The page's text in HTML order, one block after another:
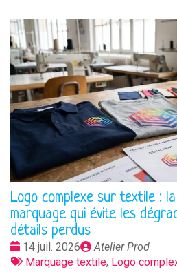
Logo complexe sur textile :
marquage qui évite les
détails perdus
Date
:
14 juil. 2026
Publié
par
Atelier Prod
Tags
Marquage textile, Logo